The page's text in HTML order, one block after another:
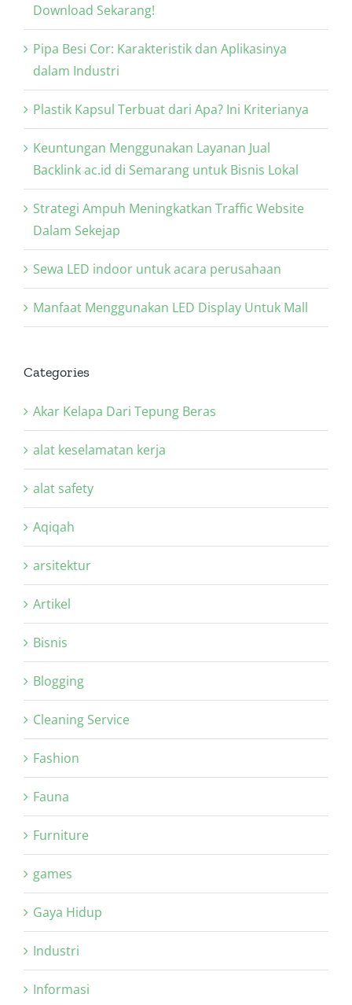
Download Sekarang!
Pipa Besi Cor: Karakteristik dan Aplikasinya
dalam Industri
Plastik Kapsul Terbuat dari Apa? Ini Kriterianya
Keuntungan Menggunakan Layanan Jual
Backlink ac.id di Semarang untuk Bisnis Lokal
Strategi Ampuh Meningkatkan Traffic Website
Dalam Sekejap
Sewa LED indoor untuk acara perusahaan
Manfaat Menggunakan LED Display Untuk Mall
Categories
Akar Kelapa Dari Tepung Beras
alat keselamatan kerja
alat safety
Aqiqah
arsitektur
Artikel
Bisnis
Blogging
Cleaning Service
Fashion
Fauna
Furniture
games
Gaya Hidup
Industri
Informasi